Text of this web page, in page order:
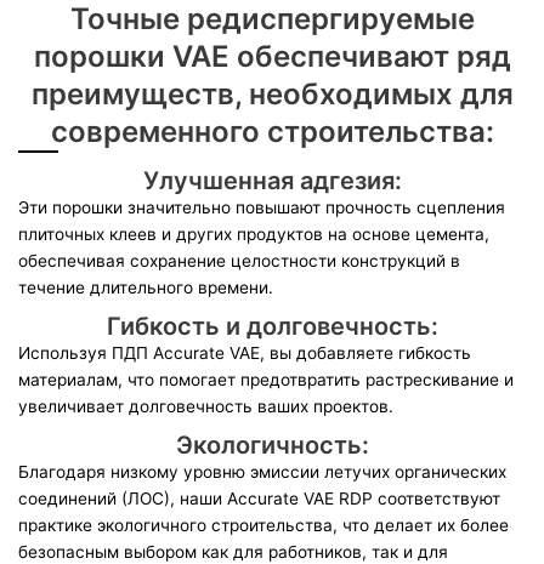
Точные редиспергируемые
порошки VAE обеспечивают ряд
преимуществ, необходимых для
современного строительства:
Улучшенная адгезия:
Эти порошки значительно повышают прочность сцепления
плиточных клеев и других продуктов на основе цемента,
обеспечивая сохранение целостности конструкций в
течение длительного времени.
Гибкость и долговечность:
Используя ПДП Accurate VAE, вы добавляете гибкость
материалам, что помогает предотвратить растрескивание и
увеличивает долговечность ваших проектов.
Экологичность:
Благодаря низкому уровню эмиссии летучих органических
соединений (ЛОС), наши Accurate VAE RDP соответствуют
практике экологичного строительства, что делает их более
безопасным выбором как для работников, так и для